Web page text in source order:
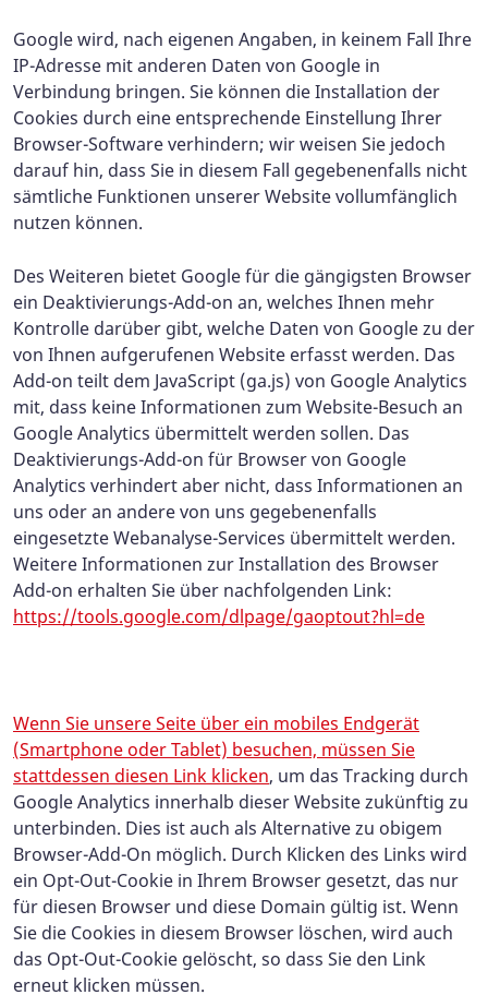
Google wird, nach eigenen Angaben, in keinem Fall Ihre
IP-Adresse mit anderen Daten von Google in
Verbindung bringen. Sie können die Installation der
Cookies durch eine entsprechende Einstellung Ihrer
Browser-Software verhindern; wir weisen Sie jedoch
darauf hin, dass Sie in diesem Fall gegebenenfalls nicht
sämtliche Funktionen unserer Website vollumfänglich
nutzen können.
Des Weiteren bietet Google für die gängigsten Browser
ein Deaktivierungs-Add-on an, welches Ihnen mehr
Kontrolle darüber gibt, welche Daten von Google zu der
von Ihnen aufgerufenen Website erfasst werden. Das
Add-on teilt dem JavaScript (ga.js) von Google Analytics
mit, dass keine Informationen zum Website-Besuch an
Google Analytics übermittelt werden sollen. Das
Deaktivierungs-Add-on für Browser von Google
Analytics verhindert aber nicht, dass Informationen an
uns oder an andere von uns gegebenenfalls
eingesetzte Webanalyse-Services übermittelt werden.
Weitere Informationen zur Installation des Browser
Add-on erhalten Sie über nachfolgenden Link:
https://tools.google.com/dlpage/gaoptout?hl=de
Wenn Sie unsere Seite über ein mobiles Endgerät
(Smartphone oder Tablet) besuchen, müssen Sie
stattdessen diesen Link klicken, um das Tracking durch
Google Analytics innerhalb dieser Website zukünftig zu
unterbinden. Dies ist auch als Alternative zu obigem
Browser-Add-On möglich. Durch Klicken des Links wird
ein Opt-Out-Cookie in Ihrem Browser gesetzt, das nur
für diesen Browser und diese Domain gültig ist. Wenn
Sie die Cookies in diesem Browser löschen, wird auch
das Opt-Out-Cookie gelöscht, so dass Sie den Link
erneut klicken müssen.